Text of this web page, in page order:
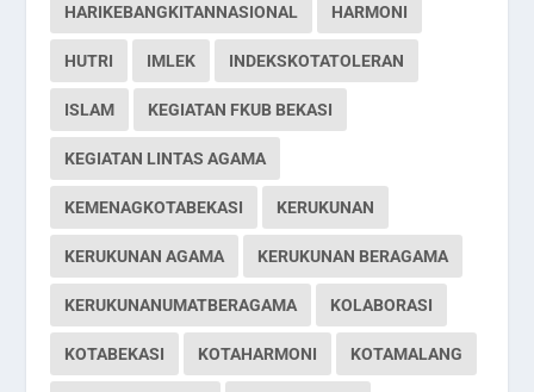
HARIKEBANGKITANNASIONAL HARMONI
HUTRI IMLEK INDEKSKOTATOLERAN
ISLAM KEGIATAN FKUB BEKASI
KEGIATAN LINTAS AGAMA
KEMENAGKOTABEKASI KERUKUNAN
KERUKUNAN AGAMA KERUKUNAN BERAGAMA
KERUKUNANUMATBERAGAMA KOLABORASI
KOTABEKASI KOTAHARMONI KOTAMALANG